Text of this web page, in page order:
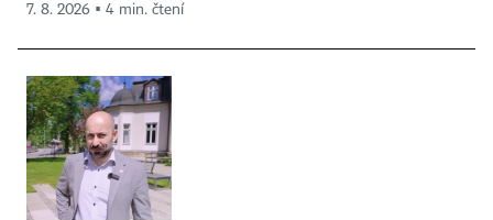
7. 8. 2026 ▪ 4 min. čtení